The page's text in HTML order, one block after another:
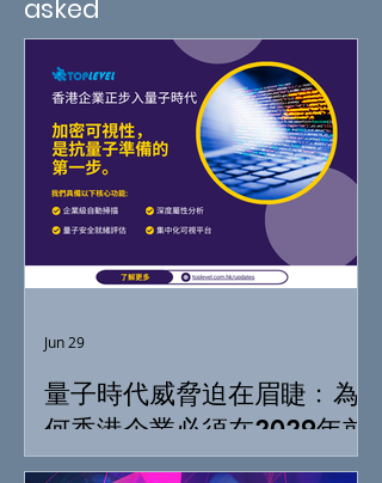
asked
量子時代威脅迫在眉睫﹕為
何香港企業必須在2029年前
落實「抗量子準備」
Jun 29